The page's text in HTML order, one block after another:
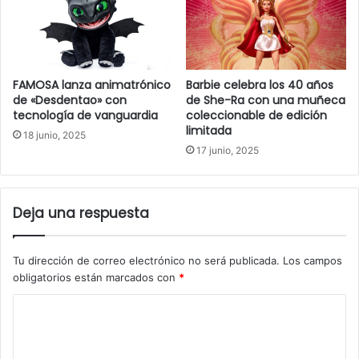
FAMOSA lanza animatrónico
de «Desdentao» con
tecnología de vanguardia
18 junio, 2025
Barbie celebra los 40 años
de She-Ra con una muñeca
coleccionable de edición
limitada
17 junio, 2025
Deja una respuesta
Tu dirección de correo electrónico no será publicada. Los campos
obligatorios están marcados con *